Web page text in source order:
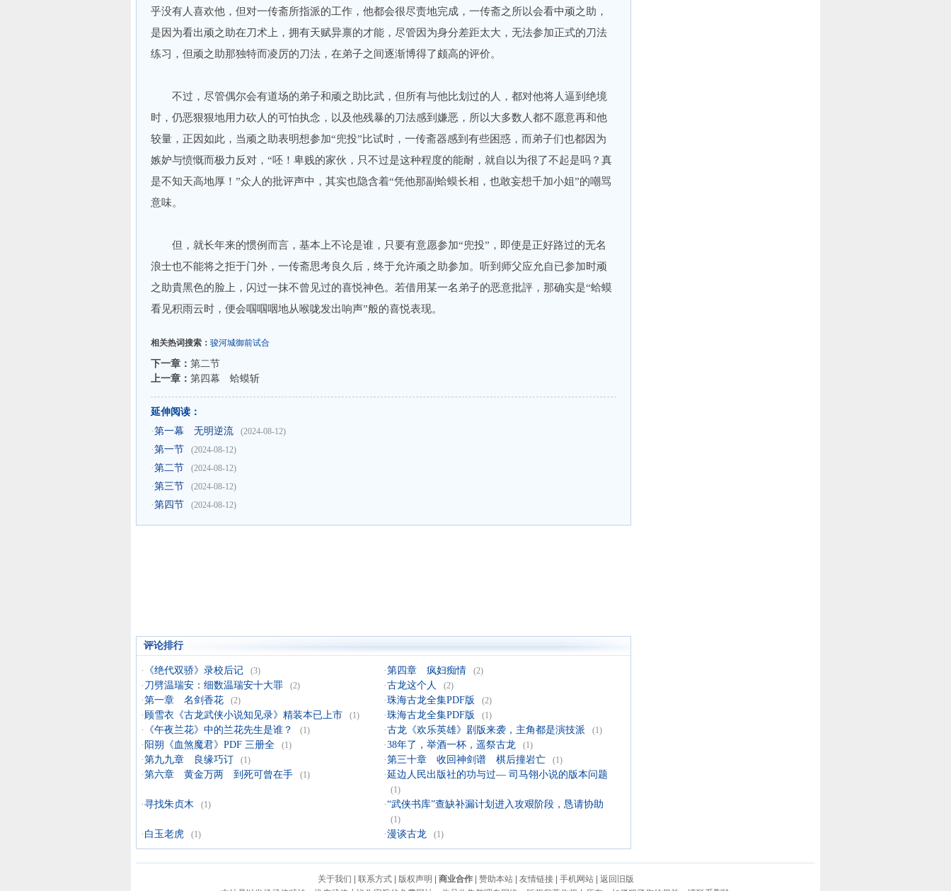
乎没有人喜欢他，但对一传斋所指派的工作，他都会很尽责地完成，一传斋之所以会看中顽之助，
是因为看出顽之助在刀术上，拥有天赋异禀的才能，尽管因为身分差距太大，无法参加正式的刀法
练习，但顽之助那独特而凌厉的刀法，在弟子之间逐渐博得了颇高的评价。
不过，尽管偶尔会有道场的弟子和顽之助比武，但所有与他比划过的人，都对他将人逼到绝境
时，仍恶狠狠地用力砍人的可怕执念，以及他残暴的刀法感到嫌恶，所以大多数人都不愿意再和他
较量，正因如此，当顽之助表明想参加“兜投”比试时，一传斋器感到有些困惑，而弟子们也都因为
嫉妒与愤慨而极力反对，“呸！卑贱的家伙，只不过是这种程度的能耐，就自以为很了不起是吗？真
是不知天高地厚！”众人的批评声中，其实也隐含着“凭他那副蛤蟆长相，也敢妄想千加小姐”的嘲骂
意味。
但，就长年来的惯例而言，基本上不论是谁，只要有意愿参加“兜投”，即使是正好路过的无名
浪士也不能将之拒于门外，一传斋思考良久后，终于允许顽之助参加。听到师父应允自已参加时顽
之助貴黑色的脸上，闪过一抹不曾见过的喜悦神色。若借用某一名弟子的恶意批評，那确实是“蛤蟆
看见积雨云时，便会啯啯咽地从喉咙发出响声”般的喜悦表现。
相关热词搜索： 骏河城御前试合
下一章： 第二节
上一章： 第四幕 蛤蟆斩
延伸阅读：
·第一幕 无明逆流 (2024-08-12)
·第一节 (2024-08-12)
·第二节 (2024-08-12)
·第三节 (2024-08-12)
·第四节 (2024-08-12)
评论排行
· 《绝代双骄》录校后记 (3) ·第四章 疯妇痴情 (2)
· 刀劈温瑞安：细数温瑞安十大罪 (2) ·古龙这个人 (2)
·第一章 名剑香花 (2) ·珠海古龙全集PDF版 (2)
· 顾雪衣《古龙武侠小说知见录》精装本已上市 (1) ·珠海古龙全集PDF版 (1)
· 《午夜兰花》中的兰花先生是谁？ (1) ·古龙《欢乐英雄》剧版来袭，主角都是演技派 (1)
· 阳朔《血煞魔君》PDF 三册全 (1) ·38年了，举酒一杯，遥祭古龙 (1)
·第九九章 良缘巧订 (1) ·第三十章 收回神剑谱 棋后撞岩亡 (1)
·第六章 黄金万两 到死可曾在手 (1) · 延边人民出版社的功与过— 司马翎小说的版本问题
(1)
·寻找朱贞木 (1) ·“武侠书库”查缺补漏计划进入攻艰阶段，恳请协助
(1)
· 白玉老虎 (1) ·漫谈古龙 (1)
关于我们 联系方式| 版权声明 商业合作| 赞助本站| 友情链接| 手机网站| 返回旧版